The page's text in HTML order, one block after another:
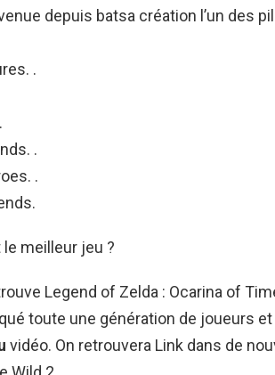
depuis batsa création l’un des
.
.
.
meilleur jeu ?
Legend of Zelda : Ocarina of
toute une génération de joueurs et
vidéo. On retrouvera Link dans de